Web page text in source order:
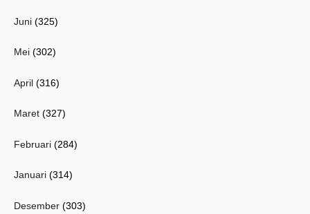
Juni (325)
Mei (302)
April (316)
Maret (327)
Februari (284)
Januari (314)
Desember (303)